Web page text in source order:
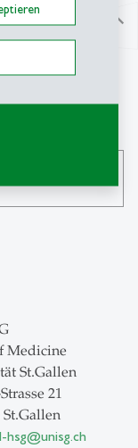
north
Medicine
St.Gallen
21
St.Gallen
hsg@unisg.ch